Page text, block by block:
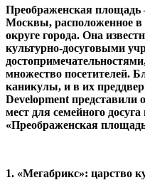
Преображенская площадь
Москвы, расположенное
округе города. Она
культурно-досуговыми
множество посетителей.
каникулы, и в их
Development представили
мест для семейного
«Преображенская
1. «Мегабрикс»: царство